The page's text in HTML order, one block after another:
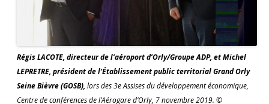
Régis LACOTE, directeur de l’aéroport d’Orly/Groupe ADP, et Michel
LEPRETRE, président de l’Établissement public territorial Grand Orly
Seine Bièvre (GOSB),lors des 3e Assises du développement économique,
Centre de conférences de l’Aérogare d’Orly, 7 novembre 2019. ©